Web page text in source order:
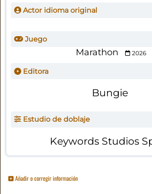
Actor idioma original
Juego
Marathon 2026
Editora
Bungie
Estudio de doblaje
Keywords Studios
Añadir o corregir información